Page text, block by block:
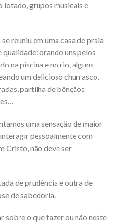
lotado, grupos musicais e
reuniu em uma casa de praia
orando uns pelos
na piscina e no rio, alguns
um delicioso churrasco,
partilha de bênçãos
uma sensação de maior
pessoalmente com
Cristo, não deve ser
de prudência e outra de
de sabedoria.
sobre o que fazer ou não neste